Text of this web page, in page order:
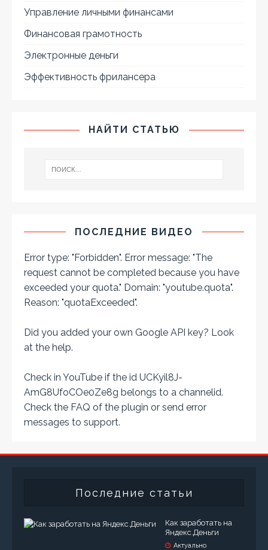
Управление личными финансами
Финансовая грамотность
Электронные деньги
Эффективность фрилансера
НАЙТИ СТАТЬЮ
ПОСЛЕДНИЕ ВИДЕО
Error type: "Forbidden". Error message: "The
request cannot be completed because you have
exceeded your quota." Domain: "youtube.quota".
Reason: "quotaExceeded".
Did you added your own Google API key? Look
at the help.
Check in YouTube if the id UCKyil8J-
AmG8UfoCOe0Ze8g belongs to a channelid.
Check the FAQ of the plugin or send error
messages to support.
Последние статьи
Как заработать на
Яндекс.Деньги
Актуально